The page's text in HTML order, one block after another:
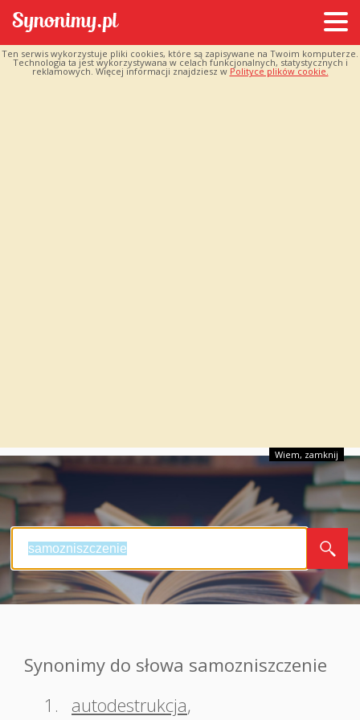
Ten serwis wykorzystuje pliki cookies, które są zapisywane na Twoim komputerze.
Technologia ta jest wykorzystywana w celach funkcjonalnych, statystycznych i
reklamowych. Więcej informacji znajdziesz w Polityce plików cookie.
Wiem, zamknij
Synonimy do słowa samozniszczenie
1.
autodestrukcja,